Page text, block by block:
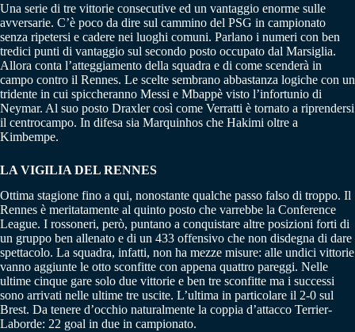
Una serie di tre vittorie consecutive ed un vantaggio enorme sulle
avversarie. C’è poco da dire sul cammino del PSG in campionato
senza ripetersi e cadere nei luoghi comuni. Parlano i numeri con ben
tredici punti di vantaggio sul secondo posto occupato dal Marsiglia.
Allora conta l’atteggiamento della squadra e di come scenderà in
campo contro il Rennes. Le scelte sembrano abbastanza logiche con un
tridente in cui spiccheranno Messi e Mbappè visto l’infortunio di
Neymar. Al suo posto Draxler così come Verratti è tornato a riprendersi
il centrocampo. In difesa sia Marquinhos che Hakimi oltre a
Kimbempe.
LA VIGILIA DEL RENNES
Ottima stagione fino a qui, nonostante qualche passo falso di troppo. Il
Rennes è meritatamente al quinto posto che varrebbe la Conference
League. I rossoneri, però, puntano a conquistare altre posizioni forti di
un gruppo ben allenato e di un 433 offensivo che non disdegna di dare
spettacolo. La squadra, infatti, non ha mezze misure: alle undici vittorie
vanno aggiunte le otto sconfitte con appena quattro pareggi. Nelle
ultime cinque gare solo due vittorie e ben tre sconfitte ma i successi
sono arrivati nelle ultime tre uscite. L’ultima in particolare il 2-0 sul
Brest. Da tenere d’occhio naturalmente la coppia d’attacco Terrier-
Laborde: 22 goal in due in campionato.